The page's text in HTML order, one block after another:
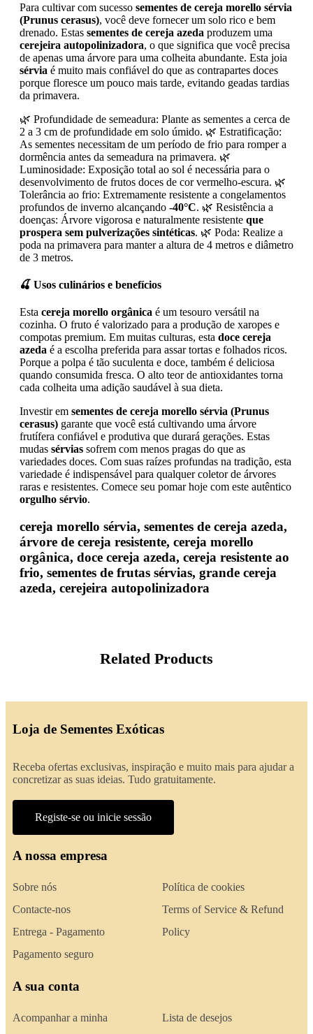
Para cultivar com sucesso sementes de cereja morello sérvia
(Prunus cerasus), você deve fornecer um solo rico e bem
drenado. Estas sementes de cereja azeda produzem uma
cerejeira autopolinizadora, o que significa que você precisa
de apenas uma árvore para uma colheita abundante. Esta joia
sérvia é muito mais confiável do que as contrapartes doces
porque floresce um pouco mais tarde, evitando geadas tardias
da primavera.
🌿 Profundidade de semeadura: Plante as sementes a cerca de
2 a 3 cm de profundidade em solo úmido. 🌿 Estratificação:
As sementes necessitam de um período de frio para romper a
dormência antes da semeadura na primavera. 🌿
Luminosidade: Exposição total ao sol é necessária para o
desenvolvimento de frutos doces de cor vermelho-escura. 🌿
Tolerância ao frio: Extremamente resistente a congelamentos
profundos de inverno alcançando -40°C. 🌿 Resistência a
doenças: Árvore vigorosa e naturalmente resistente que
prospera sem pulverizações sintéticas. 🌿 Poda: Realize a
poda na primavera para manter a altura de 4 metros e diâmetro
de 3 metros.
🍒 Usos culinários e benefícios
Esta cereja morello orgânica é um tesouro versátil na
cozinha. O fruto é valorizado para a produção de xaropes e
compotas premium. Em muitas culturas, esta doce cereja
azeda é a escolha preferida para assar tortas e folhados ricos.
Porque a polpa é tão suculenta e doce, também é deliciosa
quando consumida fresca. O alto teor de antioxidantes torna
cada colheita uma adição saudável à sua dieta.
Investir em sementes de cereja morello sérvia (Prunus
cerasus) garante que você está cultivando uma árvore
frutífera confiável e produtiva que durará gerações. Estas
mudas sérvias sofrem com menos pragas do que as
variedades doces. Com suas raízes profundas na tradição, esta
variedade é indispensável para qualquer coletor de árvores
raras e resistentes. Comece seu pomar hoje com este autêntico
orgulho sérvio.
cereja morello sérvia, sementes de cereja azeda,
árvore de cereja resistente, cereja morello
orgânica, doce cereja azeda, cereja resistente ao
frio, sementes de frutas sérvias, grande cereja
azeda, cerejeira autopolinizadora
Related Products
Loja de Sementes Exóticas
Receba ofertas exclusivas, inspiração e muito mais para ajudar a
concretizar as suas ideias. Tudo gratuitamente.
Registe-se ou inicie sessão
A nossa empresa
Sobre nós
Contacte-nos
Entrega - Pagamento
Pagamento seguro
Política de cookies
Terms of Service & Refund
Policy
A sua conta
Acompanhar a minha
Lista de desejos